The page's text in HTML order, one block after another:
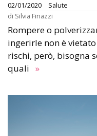
02/01/2020
Salute
di Silvia Finazzi
Rompere o
ingerirle non è
rischi, però, bisogna
quali »